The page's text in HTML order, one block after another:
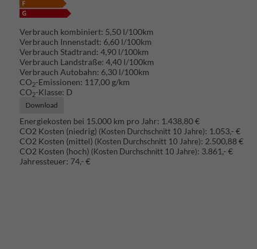
Verbrauch kombiniert: 5,50 l/100km
Verbrauch Innenstadt: 6,60 l/100km
Verbrauch Stadtrand: 4,90 l/100km
Verbrauch Landstraße: 4,40 l/100km
Verbrauch Autobahn: 6,30 l/100km
CO2-Emissionen: 117,00 g/km
CO2-Klasse: D
Download
Energiekosten bei 15.000 km pro Jahr: 1.438,80 €
CO2 Kosten (niedrig) (Kosten Durchschnitt 10 Jahre): 1.053,- €
CO2 Kosten (mittel) (Kosten Durchschnitt 10 Jahre): 2.500,88 €
CO2 Kosten (hoch) (Kosten Durchschnitt 10 Jahre): 3.861,- €
Jahressteuer: 74,- €